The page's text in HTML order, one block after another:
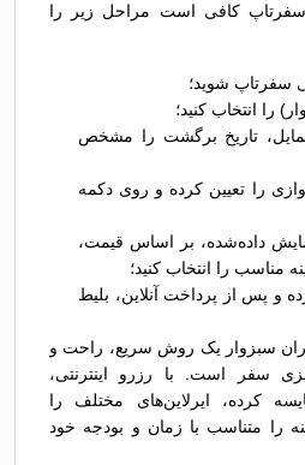
سفرتاپ کافی است مراحل زیر را
سفرتاپ شوید؛
را انتخاب کنید؛
تاریخ برگشت را مشخص
را تعیین کرده و روی دکمه
داده‌شده، بر اساس قیمت،
مناسب را انتخاب کنید؛
و پس از پرداخت آنلاین، بلیط
تهران سبزوار یک روش سریع، راحت و
سفر است. با رزرو اینترنتی،
کرده، ایرلاین‌های مختلف را
را متناسب با زمان و بودجه خود